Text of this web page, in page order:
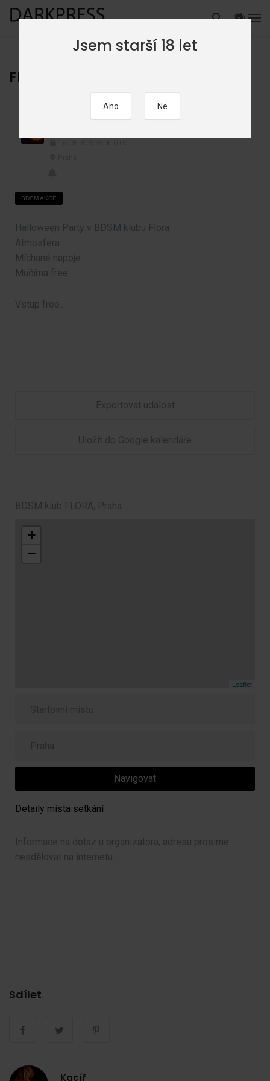
Flora – Halloween Party
BDSM AKCE
Halloween Party v BDSM klubu Flora
Atmosféra...
Míchané nápoje...
Mučírna free...
Vstup free...
Exportovat událost
Uložit do Google kalendáře
BDSM klub FLORA, Praha
+
−
Leaflet
Navigovat
Detaily místa setkání
Informace na dotaz u organizátora, adresu prosíme
nesdělovat na internetu...
Sdílet
Kacíř
Jsem starší 18 let